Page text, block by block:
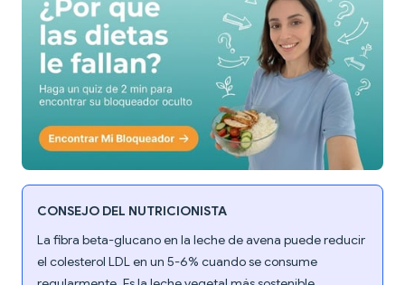
CONSEJO DEL NUTRICIONISTA
La fibra beta-glucano en la leche de avena puede reducir
el colesterol LDL en un 5-6% cuando se consume